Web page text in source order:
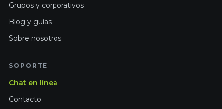
Grupos y corporativos
Blog y guías
Sobre nosotros
SOPORTE
Chat en línea
Contacto